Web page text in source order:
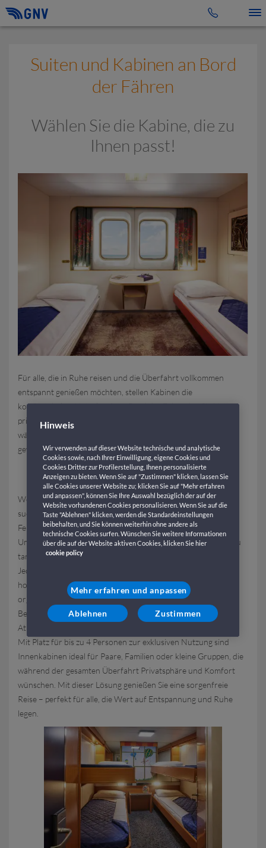
Suiten und Kabinen an Bord
der Fähren
Wählen Sie die Kabine, die zu
Ihnen passt!
Für alle, die in Ruhe reisen und die Überfahrt vollkommen
entspannt genießen möchten, stellen Kabinen die
komfortabelste Unterkunft an Bord der Fähre dar. Sie bieten
private und gemütliche Räume, die darauf ausgelegt sind,
während der gesamten Reise Erholung und Privatsphäre zu
gewährleisten.
Innenkabinen
Wenn Sie während der Überfahrt einen ruhigen Rückzugsort
suchen, sind Innenkabinen die perfekte Wahl. Auch ohne
Fenster bieten diese Unterkünfte eine stille und abgeschirmte
Umgebung – ideal, um sich zu entspannen und neue Energie zu
tanken.
Jede Kabine ist klimatisiert und mit komfortablen Betten mit
hochwertiger Bettwäsche, einem privaten Bad mit Dusche, gut
organisierten Gepäckablagen sowie einer regulierbaren
Beleuchtung ausgestattet, um zu jeder Tageszeit die passende
Atmosphäre zu schaffen.
Mit Platz für bis zu 4 Personen zur exklusiven Nutzung sind
Innenkabinen ideal für Paare, Familien oder kleine Gruppen, die
während der gesamten Überfahrt Privatsphäre und Komfort
wünschen. Mit dieser Lösung genießen Sie eine sorgenfreie
Reise – perfekt für alle, die Wert auf Entspannung und Ruhe
legen.
Hinweis
Wir verwenden auf dieser Website technische und analytische
Cookies sowie, nach Ihrer Einwilligung, eigene Cookies und
Cookies Dritter zur Profilerstellung, Ihnen personalisierte
Anzeigen zu bieten. Wenn Sie auf "Zustimmen" klicken, lassen Sie
alle Cookies unserer Website zu; klicken Sie auf "Mehr erfahren
und anpassen", können Sie Ihre Auswahl bezüglich der auf der
Website vorhandenen Cookies personalisieren. Wenn Sie auf die
Taste "Ablehnen" klicken, werden die Standardeinstellungen
beibehalten, und Sie können weiterhin ohne andere als
technische Cookies surfen. Wünschen Sie weitere Informationen
über die auf der Website aktiven Cookies, klicken Sie hier
cookie policy
Mehr erfahren und anpassen
Ablehnen Zustimmen